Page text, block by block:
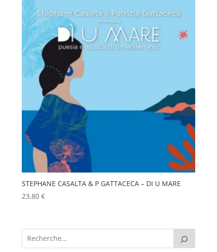
STEPHANE CASALTA & P GATTACECA – DI U MARE
23,80 €